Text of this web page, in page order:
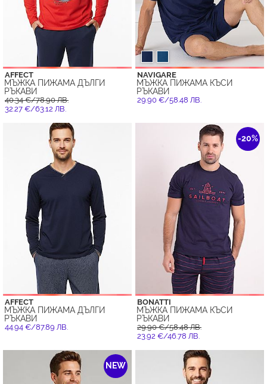
AFFECT
МЪЖКА ПИЖАМА ДЪЛГИ
РЪКАВИ
40.34 €/78.90 ЛВ.
32.27 €/63.12 ЛВ.
NAVIGARE
МЪЖКА ПИЖАМА КЪСИ
РЪКАВИ
29.90 €/58.48 ЛВ.
AFFECT
МЪЖКА ПИЖАМА ДЪЛГИ
РЪКАВИ
44.94 €/87.89 ЛВ.
-20%
BONATTI
МЪЖКА ПИЖАМА КЪСИ
РЪКАВИ
29.90 €/58.48 ЛВ.
23.92 €/46.78 ЛВ.
NEW